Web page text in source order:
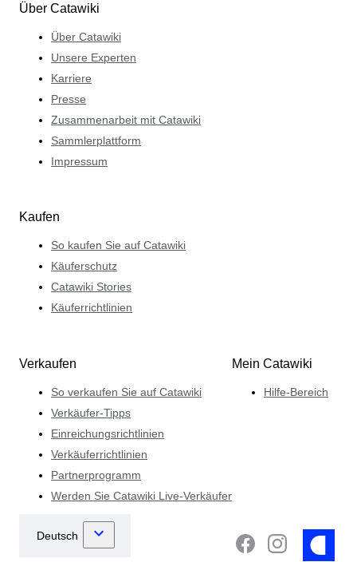
Über Catawiki
Über Catawiki
Unsere Experten
Karriere
Presse
Zusammenarbeit mit Catawiki
Sammlerplattform
Impressum
Kaufen
So kaufen Sie auf Catawiki
Käuferschutz
Catawiki Stories
Käuferrichtlinien
Verkaufen
So verkaufen Sie auf Catawiki
Verkäufer-Tipps
Einreichungsrichtlinien
Verkäuferrichtlinien
Partnerprogramm
Werden Sie Catawiki Live-Verkäufer
Mein Catawiki
Hilfe-Bereich